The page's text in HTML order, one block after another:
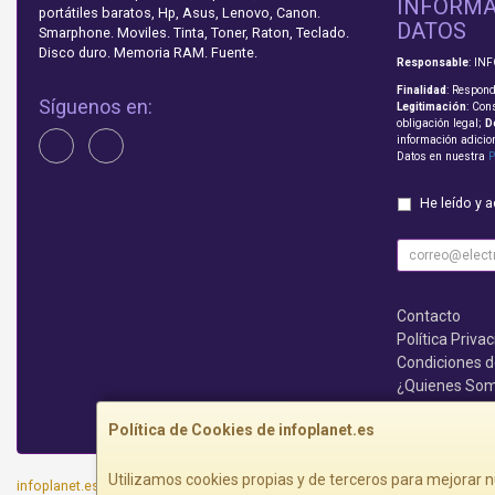
Política de Cookies de infoplanet.es
Utilizamos cookies propias y de terceros para mejorar
portátiles baratos, Hp, Asus, Lenovo, Canon.
Smarphone. Moviles. Tinta, Toner, Raton, Teclado.
Disco duro. Memoria RAM. Fuente.
Síguenos en:
DATOS
Responsable:
Finalidad:
Legitimación:
obligación legal;
información
Datos en nuestra
He leído y
Contacto
Política
Condiciones
¿Quienes
infoplanet.es © 2026